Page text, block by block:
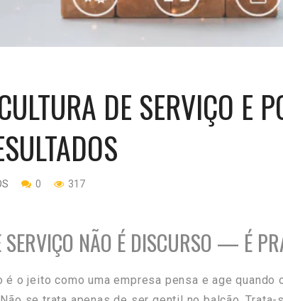
DE SERVIÇO E
0 317
SERVIÇO NÃO É DISCURSO — É
é o jeito como uma empresa pensa e age quando